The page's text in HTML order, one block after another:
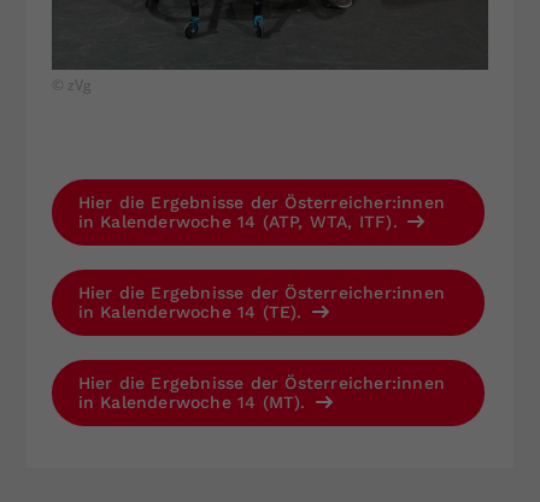
© zVg
Hier die Ergebnisse der Österreicher:innen
in Kalenderwoche 14 (ATP, WTA, ITF).
Hier die Ergebnisse der Österreicher:innen
in Kalenderwoche 14 (TE).
Hier die Ergebnisse der Österreicher:innen
in Kalenderwoche 14 (MT).